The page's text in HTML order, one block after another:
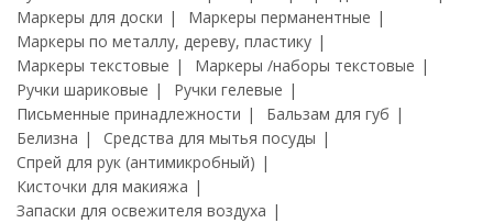
Маркеры для доски
Маркеры перманентные
Маркеры по металлу, дереву, пластику
Маркеры текстовые
Маркеры /наборы текстовые
Ручки шариковые
Ручки гелевые
Письменные принадлежности
Бальзам для губ
Белизна
Средства для мытья посуды
Спрей для рук (антимикробный)
Кисточки для макияжа
Запаски для освежителя воздуха